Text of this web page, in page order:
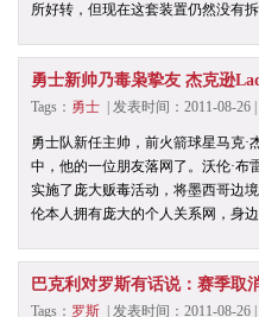
所好转，但现在这套装置仍然没
勇士新帅乃毒枭挚友 杰克逊
Tags： 勇士 | 发表时间：2011-08-
勇士队新任主帅，前火箭球星马克
中，他的一位朋友落网了。沃伦·
实施了庞大贩毒活动，将墨西哥边
伦本人拥有庞大的个人关系网，
巴克利对罗斯有话说：赛季取
Tags： 罗斯 | 发表时间：2011-08-